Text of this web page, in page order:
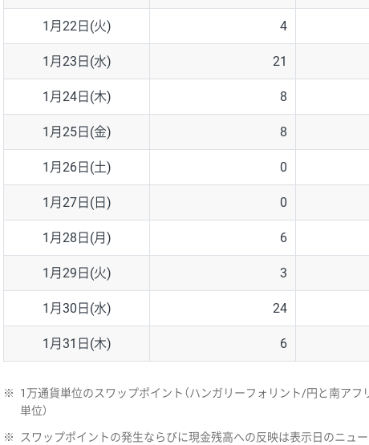
1月22日(火) 4
1月23日(水) 21
1月24日(木) 8
1月25日(金) 8
1月26日(土) 0
1月27日(日) 0
1月28日(月) 6
1月29日(火) 3
1月30日(水) 24
1月31日(木) 6
※
1万通貨単位のスワップポイント（ハンガリーフォリント/円と南ア
単位）
※ スワップポイントの発生ならびに現金残高への反映は表示日のニュ